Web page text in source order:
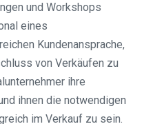
und Workshops
eines
Kundenansprache,
von Verkäufen zu
ihre
ihnen die notwendigen
im Verkauf zu sein.